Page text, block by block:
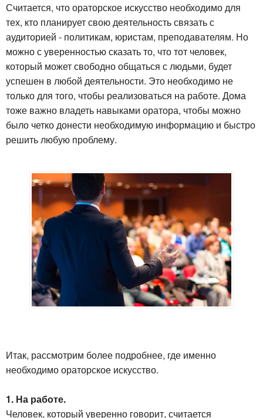
Считается, что ораторское искусство необходимо для
тех, кто планирует свою деятельность связать с
аудиторией - политикам, юристам, преподавателям. Но
можно с уверенностью сказать то, что тот человек,
который может свободно общаться с людьми, будет
успешен в любой деятельности. Это необходимо не
только для того, чтобы реализоваться на работе. Дома
тоже важно владеть навыками оратора, чтобы можно
было четко донести необходимую информацию и быстро
решить любую проблему.
Итак, рассмотрим более подробнее, где именно
необходимо ораторское искусство.
1. На работе.
Человек, который уверенно говорит, считается